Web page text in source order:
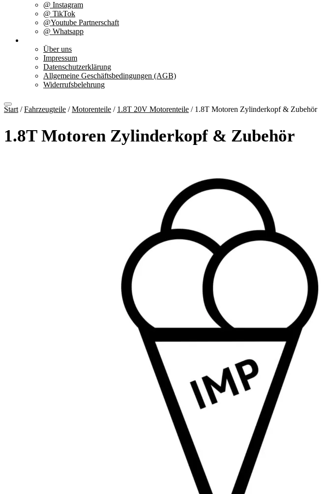
@ Instagram
@ TikTok
@Youtube Partnerschaft
@ Whatsapp
Über uns
Impressum
Datenschutzerklärung
Allgemeine Geschäftsbedingungen (AGB)
Widerrufsbelehrung
Start /Fahrzeugteile /Motorenteile / 1.8T 20V Motorenteile / 1.8T Motoren Zylinderkopf & Zubehör
1.8T Motoren Zylinderkopf & Zubehör